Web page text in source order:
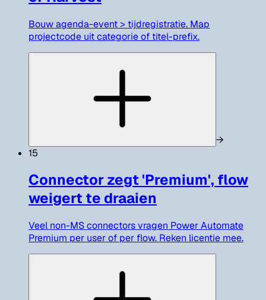
Bouw agenda-event > tijdregistratie. Map
projectcode uit categorie of titel-prefix.
→
15
Connector zegt 'Premium', flow
weigert te draaien
Veel non-MS connectors vragen Power Automate
Premium per user of per flow. Reken licentie mee.